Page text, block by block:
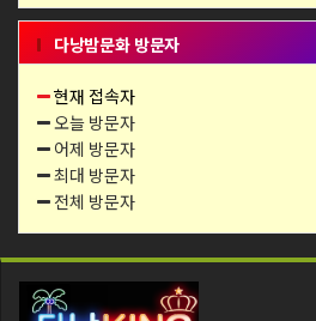
다낭밤문화 방문자
현재 접속자
오늘 방문자
어제 방문자
최대 방문자
전체 방문자